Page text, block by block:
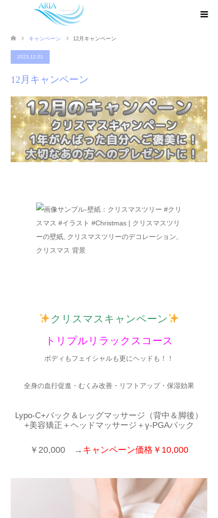
キャンペーン 12月キャンペーン
2023.12.01
12月キャンペーン
クリスマスキャンペーン
トリプルリラックスコース
ボディもフェイシャルも更にヘッドも！！
全身の血行促進・むくみ改善・リフトアップ・保湿効果
Lypo-C+バック＆レッグマッサージ（背中＆脚後）
+美容矯正＋ヘッドマッサージ＋γ‐PGAパック
￥20,000 → キャンペーン価格￥10,000